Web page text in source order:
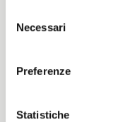
delNecessari
Preferenze
Statistiche